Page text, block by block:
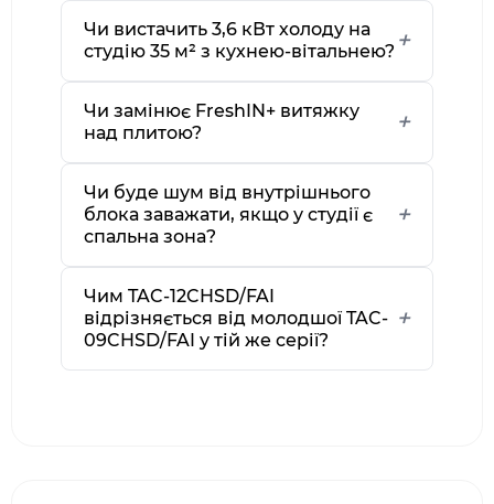
Чи вистачить 3,6 кВт холоду на
студію 35 м² з кухнею-вітальнею?
Чи замінює FreshIN+ витяжку
над плитою?
Чи буде шум від внутрішнього
блока заважати, якщо у студії є
спальна зона?
Чим TAC-12CHSD/FAI
відрізняється від молодшої TAC-
09CHSD/FAI у тій же серії?